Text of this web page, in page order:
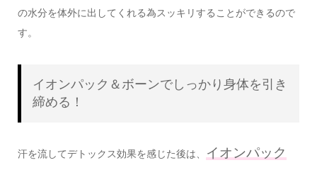
の水分を体外に出してくれる為スッキリすることができるので
す。
イオンパック＆ボーンでしっかり身体を引き
締める！
汗を流してデトックス効果を感じた後は、
イオンパック